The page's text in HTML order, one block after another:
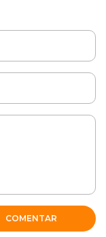
COMENTAR